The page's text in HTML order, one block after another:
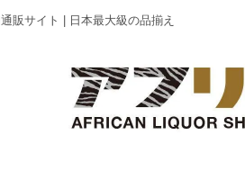
販サイト | 日本最大級の品揃え